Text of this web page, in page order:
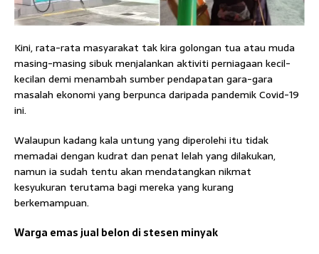
Kini, rata-rata masyarakat tak kira golongan tua atau muda
masing-masing sibuk menjalankan aktiviti perniagaan kecil-
kecilan demi menambah sumber pendapatan gara-gara
masalah ekonomi yang berpunca daripada pandemik Covid-19
ini.
Walaupun kadang kala untung yang diperolehi itu tidak
memadai dengan kudrat dan penat lelah yang dilakukan,
namun ia sudah tentu akan mendatangkan nikmat
kesyukuran terutama bagi mereka yang kurang
berkemampuan.
Warga emas jual belon di stesen minyak